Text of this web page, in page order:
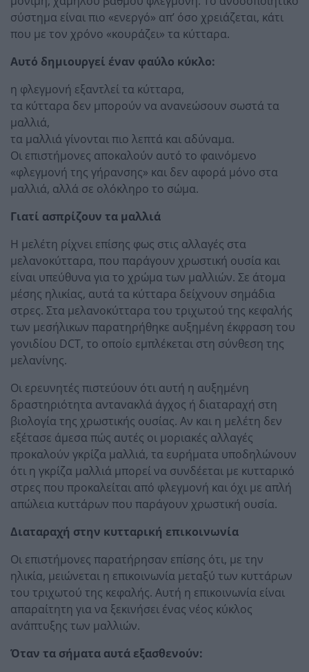
σύστημα είναι πιο «ενεργό» απ’ όσο χρειάζεται, κάτι
που με τον χρόνο «κουράζει» τα κύτταρα.
Αυτό δημιουργεί έναν φαύλο κύκλο:
η φλεγμονή εξαντλεί τα κύτταρα,
τα κύτταρα δεν μπορούν να ανανεώσουν σωστά τα
μαλλιά,
τα μαλλιά γίνονται πιο λεπτά και αδύναμα.
Oι επιστήμονες αποκαλούν αυτό το φαινόμενο
«φλεγμονή της γήρανσης» και δεν αφορά μόνο στα
μαλλιά, αλλά σε ολόκληρο το σώμα.
Γιατί ασπρίζουν τα μαλλιά
Η μελέτη ρίχνει επίσης φως στις αλλαγές στα
μελανοκύτταρα, που παράγουν χρωστική ουσία και
είναι υπεύθυνα για το χρώμα των μαλλιών. Σε άτομα
μέσης ηλικίας, αυτά τα κύτταρα δείχνουν σημάδια
στρες. Στα μελανοκύτταρα του τριχωτού της κεφαλής
των μεσήλικων παρατηρήθηκε αυξημένη έκφραση του
γονιδίου DCT, το οποίο εμπλέκεται στη σύνθεση της
μελανίνης.
Οι ερευνητές πιστεύουν ότι αυτή η αυξημένη
δραστηριότητα αντανακλά άγχος ή διαταραχή στη
βιολογία της χρωστικής ουσίας. Αν και η μελέτη δεν
εξέτασε άμεσα πώς αυτές οι μοριακές αλλαγές
προκαλούν γκρίζα μαλλιά, τα ευρήματα υποδηλώνουν
ότι η γκρίζα μαλλιά μπορεί να συνδέεται με κυτταρικό
στρες που προκαλείται από φλεγμονή και όχι με απλή
απώλεια κυττάρων που παράγουν χρωστική ουσία.
Διαταραχή στην κυτταρική επικοινωνία
Οι επιστήμονες παρατήρησαν επίσης ότι, με την
ηλικία, μειώνεται η επικοινωνία μεταξύ των κυττάρων
του τριχωτού της κεφαλής. Αυτή η επικοινωνία είναι
απαραίτητη για να ξεκινήσει ένας νέος κύκλος
ανάπτυξης των μαλλιών.
Όταν τα σήματα αυτά εξασθενούν: